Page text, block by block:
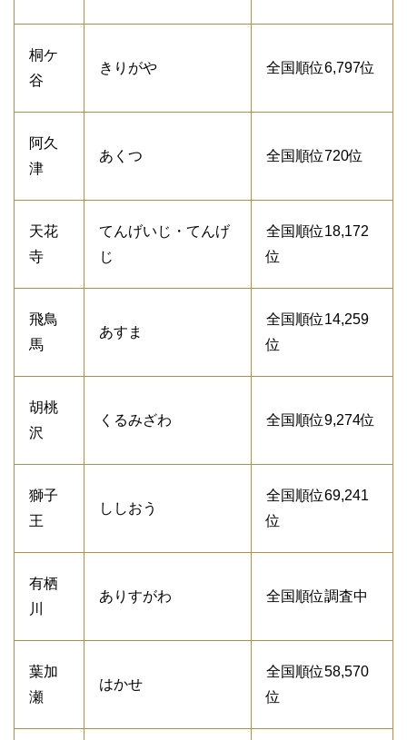
桐ケ
谷
きりがや 全国順位6,797位
阿久
津
あくつ 全国順位720位
天花
寺
てんげいじ・てんげ
じ
全国順位18,172
位
飛鳥
馬
あすま
全国順位14,259
位
胡桃
沢
くるみざわ 全国順位9,274位
獅子
王
ししおう
全国順位69,241
位
有栖
川
ありすがわ 全国順位調査中
葉加
瀬
はかせ
全国順位58,570
位